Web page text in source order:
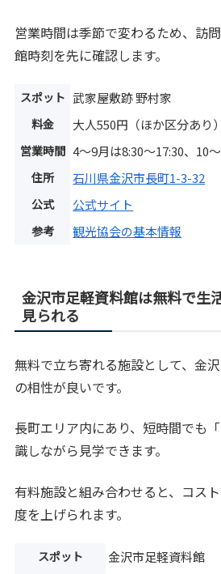
営業時間は季節で変わるため、訪
館時刻を先に確認します。
スポット 武家屋敷跡 野村家
料金 大人550円（ほか区分あり）
営業時間 4～9月は8:30～17:30、10
住所 石川県金沢市長町1-3-32
公式 公式サイト
参考 観光協会の基本情報
金沢市足軽資料館は無料で生
見られる
無料で立ち寄れる施設として、金
の相性が良いです。
長町エリア内にあり、短時間でも
識しながら見学できます。
有料施設と組み合わせると、コス
度を上げられます。
スポット 金沢市足軽資料館